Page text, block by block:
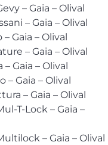
– Gaia – Olival
– Gaia – Olival
Gaia – Olival
– Gaia – Olival
Gaia – Olival
– Gaia – Olival
– Gaia – Olival
T-Lock – Gaia –
– Gaia – Olival